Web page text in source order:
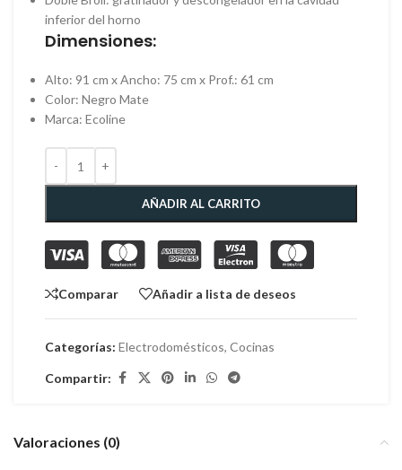
inferior del horno
Dimensiones:
Alto: 91 cm x Ancho: 75 cm x Prof.: 61 cm
Color: Negro Mate
Marca: Ecoline
AÑADIR AL CARRITO
Comparar Añadir a lista de deseos
Categorías: Electrodomésticos, Cocinas
Compartir:
Valoraciones (0)